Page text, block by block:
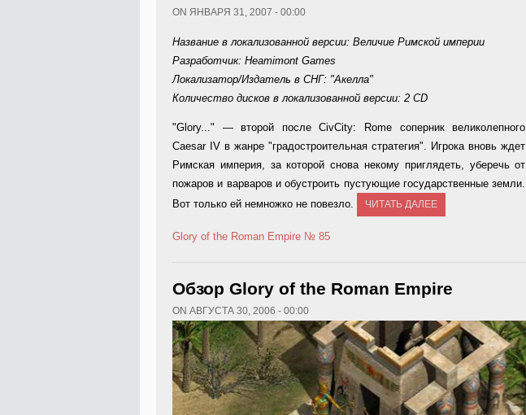
ON ЯНВАРЯ 31, 2007 - 00:00
Название в локализованной версии: Величие Римской империи
Разработчик: Heamimont Games
Локализатор/Издатель в СНГ: "Акелла"
Количество дисков в локализованной версии: 2 CD
"Glory..." — второй после CivCity: Rome соперник великолепного
Caesar IV в жанре "градостроительная стратегия". Игрока вновь ждет
Римская империя, за которой снова некому приглядеть, уберечь от
пожаров и варваров и обустроить пустующие государственные земли.
Вот только ей немножко не повезло.
ЧИТАТЬ ДАЛЕЕ
Glory of the Roman Empire № 85
Обзор Glory of the Roman Empire
ON АВГУСТА 30, 2006 - 00:00